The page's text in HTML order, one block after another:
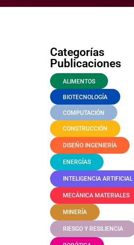
Categorías
Publicaciones
ALIMENTOS
BIOTECNOLOGÍA
COMPUTACIÓN
CONSTRUCCIÓN
DISEÑO INGENIERÍA
ENERGÍAS
INTELIGENCIA ARTIFICIAL
MECÁNICA MATERIALES
MINERÍA
RIESGO Y RESILIENCIA